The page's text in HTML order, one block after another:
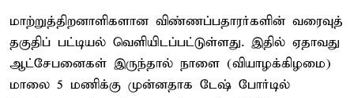
மாற்றுத்திறனாளிகளான விண்ணப்பதாரர்களின் வரைவுத்
தகுதிப் பட்டியல் வெளியிடப்பட்டுள்ளது. இதில் ஏதாவது
ஆட்சேபனைகள் இருந்தால் நாளை (வியாழக்கிழமை)
மாலை 5 மணிக்கு முன்னதாக டேஷ் போர்டில்